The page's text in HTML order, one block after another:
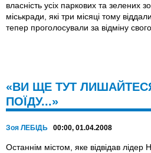
власність усіх паркових та зелених
міськради, які три місяці тому
тепер проголосували за відміну
«ВИ ЩЕ ТУТ
ПОЇДУ...»
Зоя ЛЕБІДЬ 00:00, 01.04.2008
Останнім містом, яке відвідав